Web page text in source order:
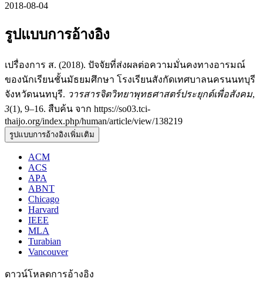
2018-08-04
รูปแบบการอ้างอิง
เปรื่องการ ส. (2018). ปัจจัยที่ส่งผลต่อความมั่นคงทางอารมณ์
ของนักเรียนชั้นมัธยมศึกษา โรงเรียนสังกัดเทศบาลนครนนทบุรี
จังหวัดนนทบุรี. วารสารจิตวิทยาพุทธศาสตร์ประยุกต์เพื่อสังคม,
3(1), 9–16. สืบค้น จาก https://so03.tci-
thaijo.org/index.php/human/article/view/138219
รูปแบบการอ้างอิงเพิ่มเติม
ACM
ACS
APA
ABNT
Chicago
Harvard
IEEE
MLA
Turabian
Vancouver
ดาวน์โหลดการอ้างอิง